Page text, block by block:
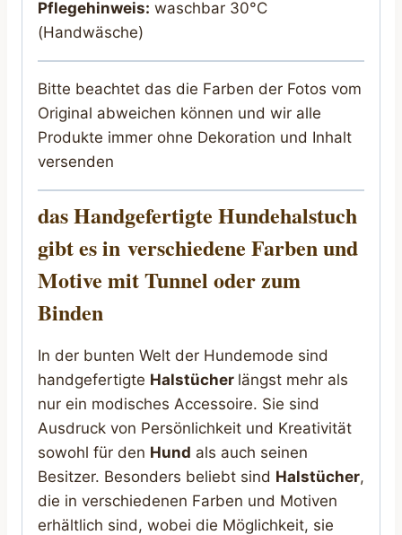
Pflegehinweis: waschbar 30°C
(Handwäsche)
Bitte beachtet das die Farben der Fotos vom
Original abweichen können und wir alle
Produkte immer ohne Dekoration und Inhalt
versenden
das Handgefertigte Hundehalstuch
gibt es in verschiedene Farben und
Motive mit Tunnel oder zum
Binden
In der bunten Welt der Hundemode sind
handgefertigte Halstücher längst mehr als
nur ein modisches Accessoire. Sie sind
Ausdruck von Persönlichkeit und Kreativität
sowohl für den Hund als auch seinen
Besitzer. Besonders beliebt sind Halstücher,
die in verschiedenen Farben und Motiven
erhältlich sind, wobei die Möglichkeit, sie